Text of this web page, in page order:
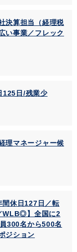
決算担当（経理税
い事業／フレック
125日/残業少
理マネージャー候
間休日127日／転
WLB◎】全国に2
300名から500名
ジション